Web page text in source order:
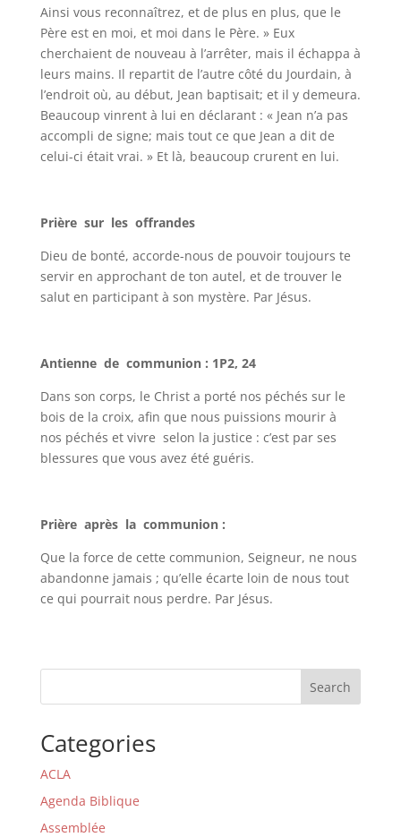
Ainsi vous reconnaîtrez, et de plus en plus, que le
Père est en moi, et moi dans le Père. » Eux
cherchaient de nouveau à l’arrêter, mais il échappa à
leurs mains. Il repartit de l’autre côté du Jourdain, à
l’endroit où, au début, Jean baptisait; et il y demeura.
Beaucoup vinrent à lui en déclarant : « Jean n’a pas
accompli de signe; mais tout ce que Jean a dit de
celui-ci était vrai. » Et là, beaucoup crurent en lui.
Prière sur les offrandes
Dieu de bonté, accorde-nous de pouvoir toujours te
servir en approchant de ton autel, et de trouver le
salut en participant à son mystère. Par Jésus.
Antienne de communion : 1P2, 24
Dans son corps, le Christ a porté nos péchés sur le
bois de la croix, afin que nous puissions mourir à
nos péchés et vivre selon la justice : c’est par ses
blessures que vous avez été guéris.
Prière après la communion :
Que la force de cette communion, Seigneur, ne nous
abandonne jamais ; qu’elle écarte loin de nous tout
ce qui pourrait nous perdre. Par Jésus.
Search
Categories
ACLA
Agenda Biblique
Assemblée